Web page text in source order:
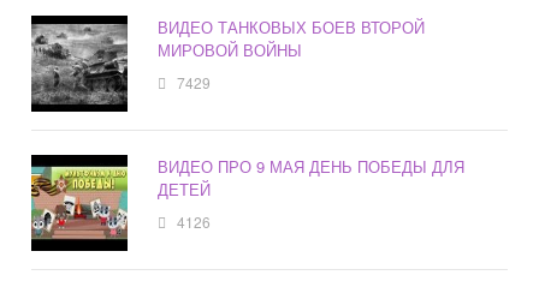
ВИДЕО ТАНКОВЫХ БОЕВ ВТОРОЙ
МИРОВОЙ ВОЙНЫ
7429
ВИДЕО ПРО 9 МАЯ ДЕНЬ ПОБЕДЫ ДЛЯ
ДЕТЕЙ
4126